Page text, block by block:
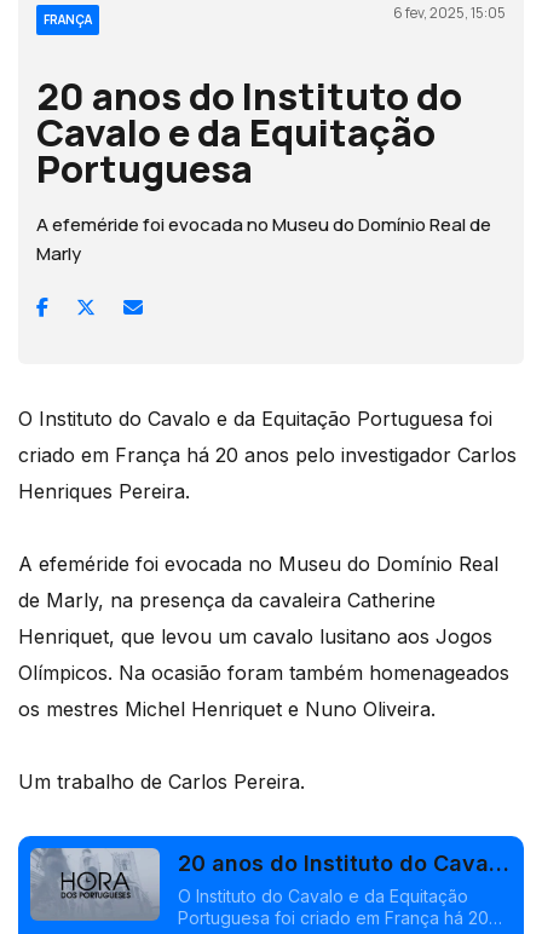
FRANÇA 6 fev, 2025, 15:05
20 anos do Instituto do
Cavalo e da Equitação
Portuguesa
A efeméride foi evocada no Museu do Domínio Real de
Marly
O Instituto do Cavalo e da Equitação Portuguesa foi
criado em França há 20 anos pelo investigador Carlos
Henriques Pereira.
A efeméride foi evocada no Museu do Domínio Real
de Marly, na presença da cavaleira Catherine
Henriquet, que levou um cavalo lusitano aos Jogos
Olímpicos. Na ocasião foram também homenageados
os mestres Michel Henriquet e Nuno Oliveira.
Um trabalho de Carlos Pereira.
20 anos do Instituto do Cavalo
e da Equitação Portuguesa
O Instituto do Cavalo e da Equitação
Portuguesa foi criado em França há 20